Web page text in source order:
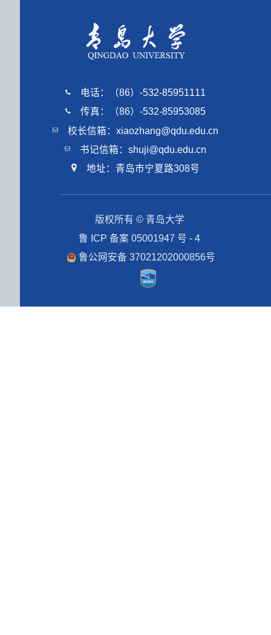
电话：（86）-532-85951111
传真：（86）-532-85953085
校长信箱：xiaozhang@qdu.edu.cn
书记信箱：shuji@qdu.edu.cn
地址：青岛市宁夏路308号
版权所有 © 青岛大学
鲁 ICP 备案 05001947 号 - 4
鲁公网安备 37021202000856号